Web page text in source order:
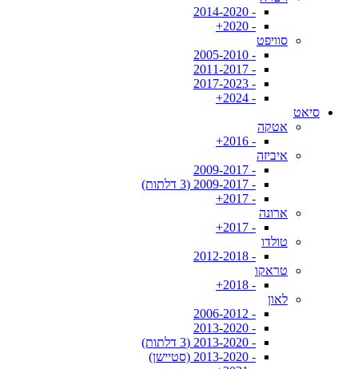
- 2014-2020
- 2020+
סוויפט
- 2005-2010
- 2011-2017
- 2017-2023
- 2024+
סיאט
אטקה
- 2016+
איביזה
- 2009-2017
- 2009-2017 (3 דלתות)
- 2017+
ארונה
- 2017+
טולדו
- 2012-2018
טראקו
- 2018+
לאון
- 2006-2012
- 2013-2020
- 2013-2020 (3 דלתות)
- 2013-2020 (סטיישן)